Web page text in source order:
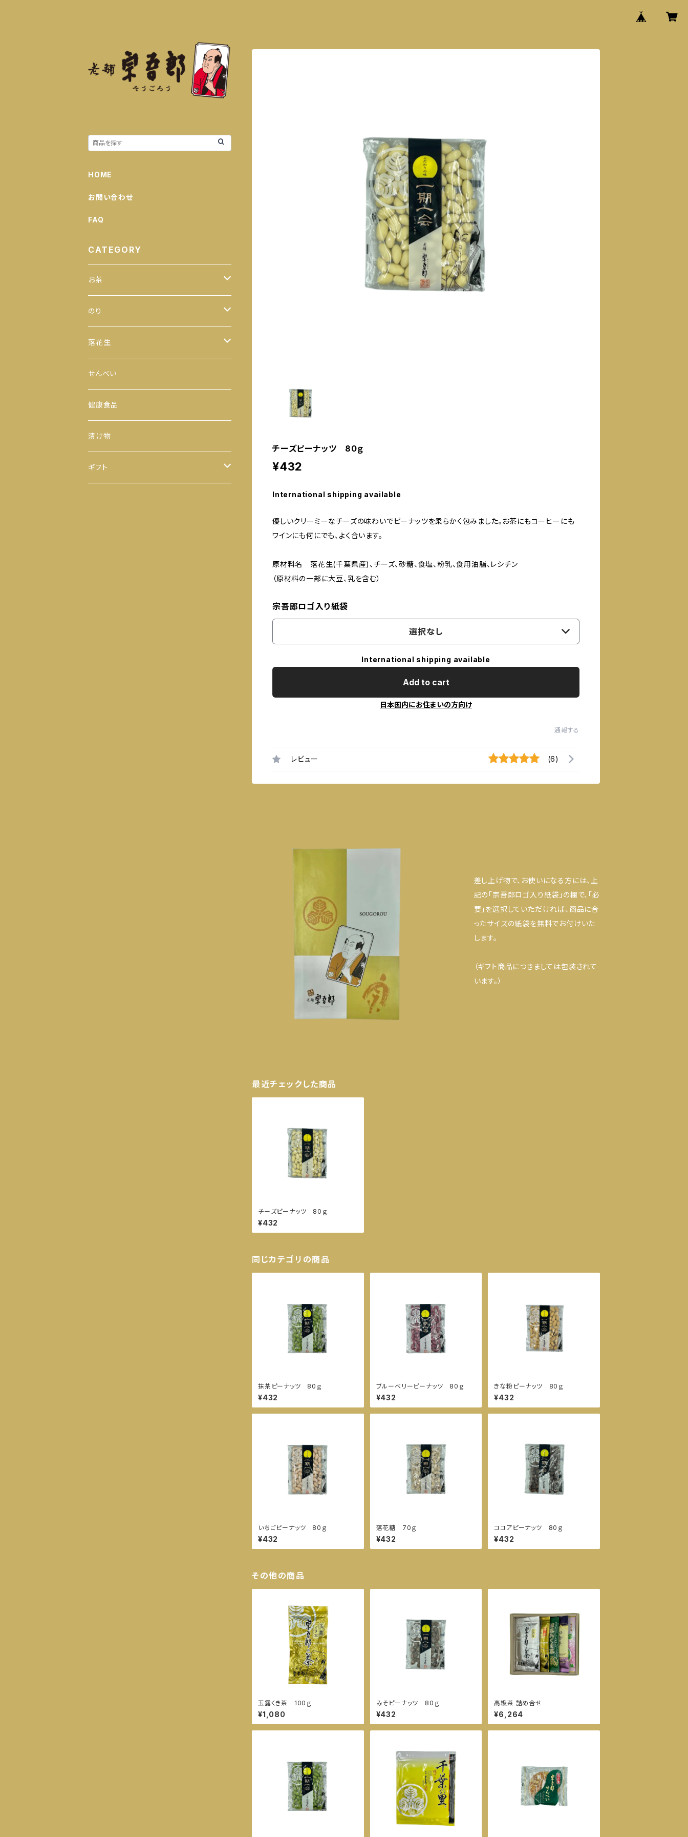
チーズピーナッツ 80ｇ
¥432
International shipping available
優しいクリーミーなチーズの味わいでピーナッツを柔らかく包みました。お茶にもコーヒーにも
ワインにも何にでも、よく合います。
原材料名 落花生(千葉県産)、チーズ、砂糖、食塩、粉乳、食用油脂、レシチン
（原材料の一部に大豆、乳を含む）
宗吾郎ロゴ入り紙袋
選択なし
International shipping available
Add to cart
日本国内にお住まいの方向け
通報する
レビュー (6)
差し上げ物で、お使いになる方には、上
記の「宗吾郎ロゴ入り紙袋」の欄で、「必
要」を選択していただければ、商品に合
ったサイズの紙袋を無料でお付けいた
します。
（ギフト商品につきましては包装されて
います。）
最近チェックした商品
チーズピーナッツ 80ｇ
¥432
同じカテゴリの商品
抹茶ピーナッツ 80ｇ
¥432
ブルーベリーピーナッツ 80ｇ
¥432
きな粉ピーナッツ 80ｇ
¥432
いちごピーナッツ 80ｇ
¥432
落花糖 70ｇ
¥432
ココアピーナッツ 80ｇ
¥432
その他の商品
玉露くき茶 100ｇ
¥1,080
みそピーナッツ 80ｇ
¥432
高級茶 詰め合せ
¥6,264
HOME
お問い合わせ
FAQ
CATEGORY
お茶
緑茶
100ｇ
200ｇ
玄米茶
茎茶
玉露
番茶
ほうじ茶
のり
全型
手巻のり
おにぎりのり
カットのり
八千代 八福神のり
落花生
からつき
平袋（中袋サイズ）
一期一会（小袋サイズ）
せんべい
健康食品
漬け物
ギフト